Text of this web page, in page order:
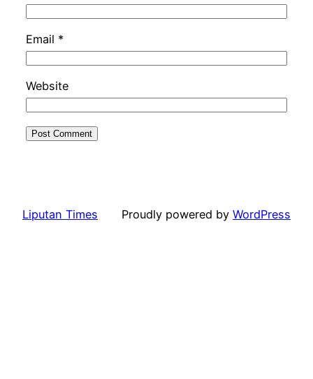
Email *
Website
Liputan Times Proudly powered by WordPress